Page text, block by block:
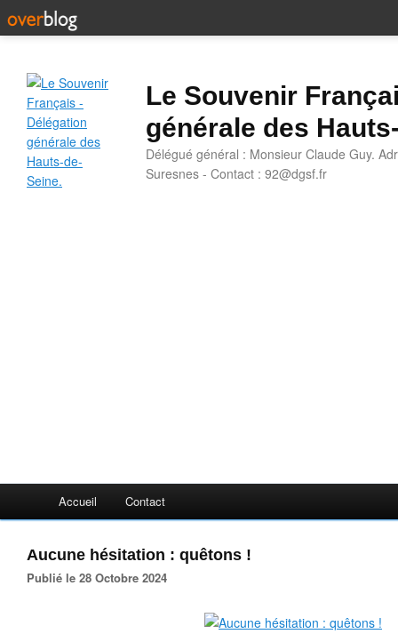
Le Souvenir
générale des
Délégué général : Monsieur Claude Guy.
Suresnes - Contact : 92@dgsf.fr
Accueil Contact
Aucune hésitation : quêtons !
Publié le 28 Octobre 2024